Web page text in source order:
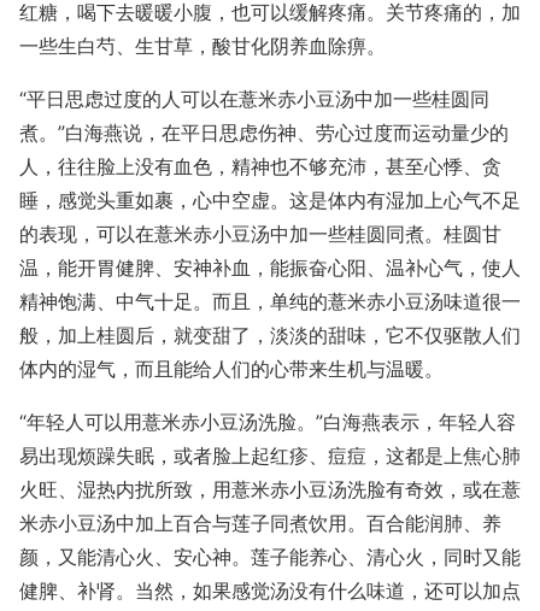
红糖，喝下去暖暖小腹，也可以缓解疼痛。关节疼痛的，加
一些生白芍、生甘草，酸甘化阴养血除痹。
“平日思虑过度的人可以在薏米赤小豆汤中加一些桂圆同
煮。”白海燕说，在平日思虑伤神、劳心过度而运动量少的
人，往往脸上没有血色，精神也不够充沛，甚至心悸、贪
睡，感觉头重如裹，心中空虚。这是体内有湿加上心气不足
的表现，可以在薏米赤小豆汤中加一些桂圆同煮。桂圆甘
温，能开胃健脾、安神补血，能振奋心阳、温补心气，使人
精神饱满、中气十足。而且，单纯的薏米赤小豆汤味道很一
般，加上桂圆后，就变甜了，淡淡的甜味，它不仅驱散人们
体内的湿气，而且能给人们的心带来生机与温暖。
“年轻人可以用薏米赤小豆汤洗脸。”白海燕表示，年轻人容
易出现烦躁失眠，或者脸上起红疹、痘痘，这都是上焦心肺
火旺、湿热内扰所致，用薏米赤小豆汤洗脸有奇效，或在薏
米赤小豆汤中加上百合与莲子同煮饮用。百合能润肺、养
颜，又能清心火、安心神。莲子能养心、清心火，同时又能
健脾、补肾。当然，如果感觉汤没有什么味道，还可以加点